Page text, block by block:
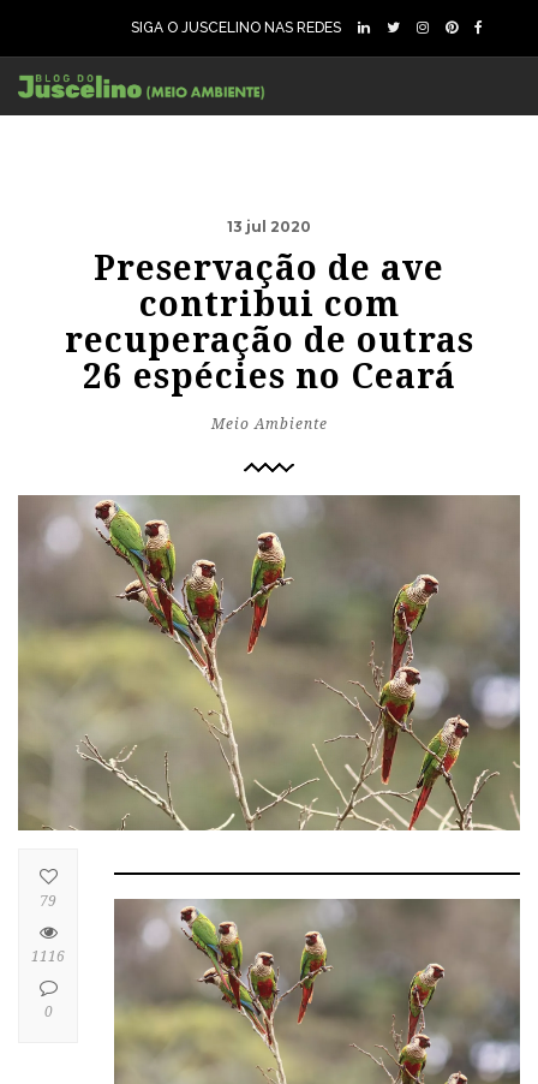
SIGA O JUSCELINO NAS REDES
13 jul 2020
Preservação de ave
contribui com
recuperação de outras
26 espécies no Ceará
Meio Ambiente
79
1116
0